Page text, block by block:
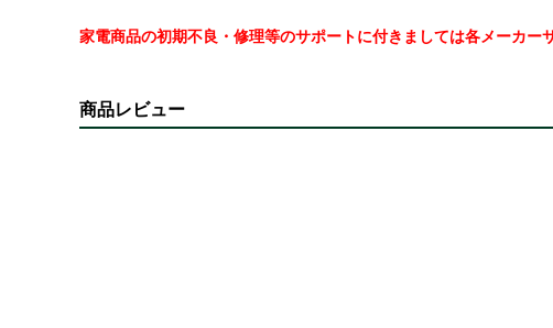
家電商品の初期不良・修理等のサポートに付きましては各メーカー
商品レビュー